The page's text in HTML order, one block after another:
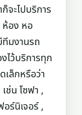
จะไปบริการ
ห้อง หอ
มงานรถ
ไว้บริการทุก
เล็กหรือว่า
ช่น โซฟา ,
ร์นิเจอร์ ,